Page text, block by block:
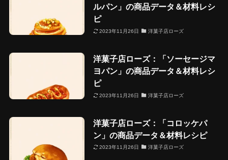
ルパン」の商品データ＆材料レシ
ピ
2023年11月26日 洋菓子店ローズ
洋菓子店ローズ：「ソーセージマ
ヨパン」の商品データ＆材料レシ
ピ
2023年11月26日 洋菓子店ローズ
洋菓子店ローズ：「コロッケパ
ン」の商品データ＆材料レシピ
2023年11月26日 洋菓子店ローズ